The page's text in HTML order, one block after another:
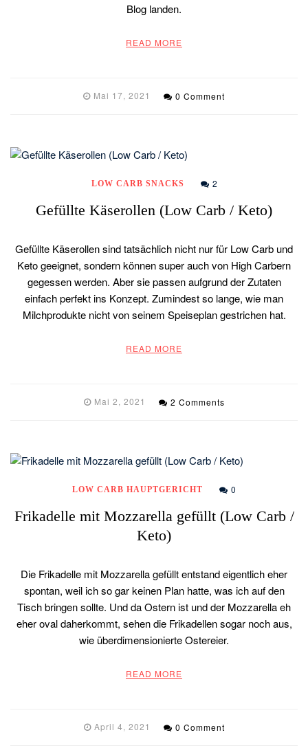
Blog landen.
READ MORE
Mai 17, 2021 0 Comment
LOW CARB SNACKS 2
Gefüllte Käserollen (Low Carb / Keto)
Gefüllte Käserollen sind tatsächlich nicht nur für Low Carb und
Keto geeignet, sondern können super auch von High Carbern
gegessen werden. Aber sie passen aufgrund der Zutaten
einfach perfekt ins Konzept. Zumindest so lange, wie man
Milchprodukte nicht von seinem Speiseplan gestrichen hat.
READ MORE
Mai 2, 2021 2 Comments
LOW CARB HAUPTGERICHT 0
Frikadelle mit Mozzarella gefüllt (Low Carb /
Keto)
Die Frikadelle mit Mozzarella gefüllt entstand eigentlich eher
spontan, weil ich so gar keinen Plan hatte, was ich auf den
Tisch bringen sollte. Und da Ostern ist und der Mozzarella eh
eher oval daherkommt, sehen die Frikadellen sogar noch aus,
wie überdimensionierte Ostereier.
READ MORE
April 4, 2021 0 Comment